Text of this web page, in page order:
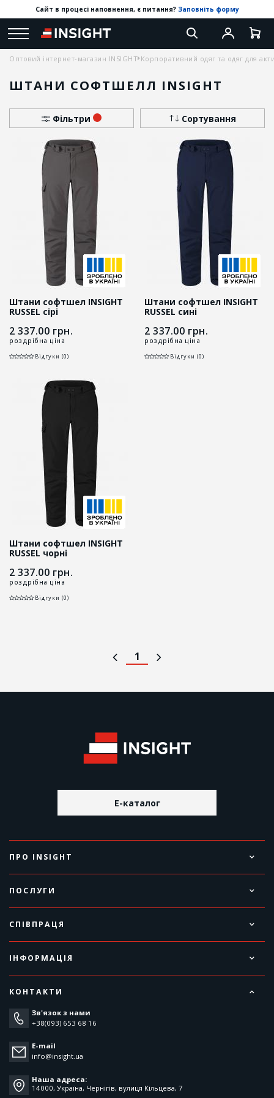
Сайт в процесі наповнення, є питання? Заповніть форму
Оптовий інтернет-магазин INSIGHT Корпоративний одяг та одяг для
ШТАНИ СОФТШЕЛЛ INSIGHT
Фільтри Сортування
Штани софтшел INSIGHT
RUSSEL сірі
2 337.00 грн.
роздрібна ціна
Відгуки (0)
Штани софтшел INSIGHT
RUSSEL сині
2 337.00 грн.
роздрібна ціна
Відгуки (0)
Штани софтшел INSIGHT
RUSSEL чорні
2 337.00 грн.
роздрібна ціна
Відгуки (0)
1
E-каталог
ПРО INSIGHT
ПОСЛУГИ
СПІВПРАЦЯ
ІНФОРМАЦІЯ
КОНТАКТИ
Зв'язок з нами
+38(093) 653 68 16
E-mail
info@insight.ua
Наша адреса:
14000, Україна, Чернігів, вулиця Кільцева, 7